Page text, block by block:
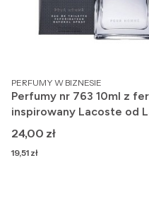
PRODUCENT
PERFUMY W BIZNESIE
Perfumy nr 763 10ml z
inspirowany Lacoste od
Cena
24,00 zł
Cena
19,51 zł